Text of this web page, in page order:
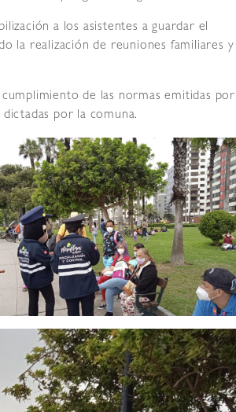
a los asistentes a guardar el
la realización de reuniones familiares y
de las normas emitidas por
por la comuna.